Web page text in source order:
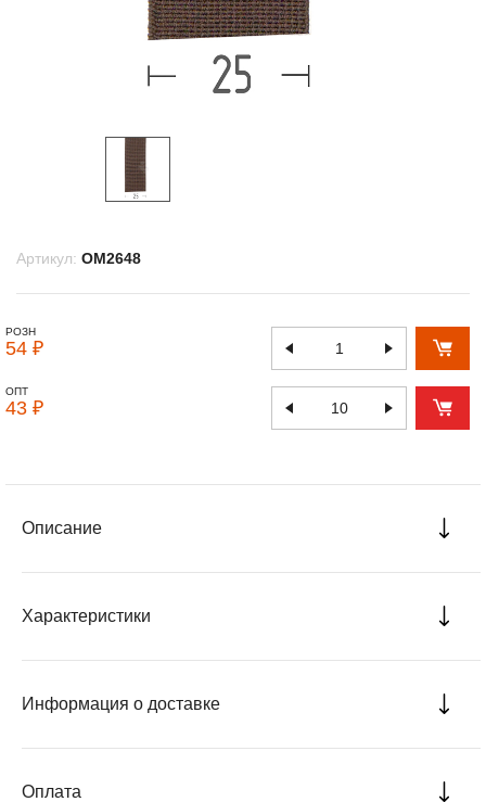
Артикул: OM2648
РОЗН
54 ₽
ОПТ
43 ₽
Описание
Характеристики
Информация о доставке
Оплата